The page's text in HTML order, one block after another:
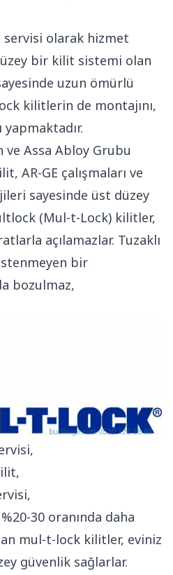
servisi olarak hizmet
bir kilit sistemi olan
uzun ömürlü
kilitlerin de montajını,
yapmaktadır.
ve Assa Abloy Grubu
AR-GE çalışmaları ve
sayesinde üst düzey
(Mul-t-Lock) kilitler,
açılamazlar. Tuzaklı
bir
bozulmaz,
30 oranında daha
mul-t-lock kilitler, eviniz
güvenlik sağlarlar.